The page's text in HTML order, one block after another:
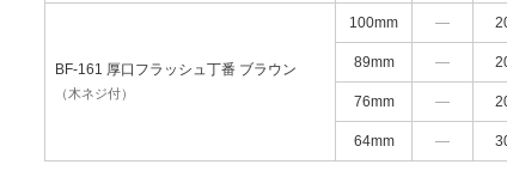
BF-161 厚口フラッシュ丁番 ブラウン
（木ネジ付）
100mm ―
89mm ―
76mm ―
64mm ―